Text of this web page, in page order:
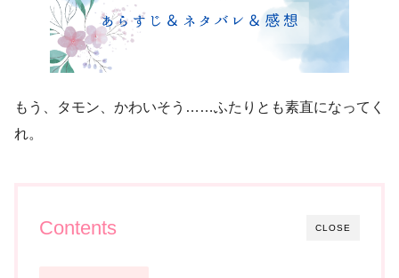
もう、タモン、かわいそう……ふたりとも素直になってく
れ。
CLOSE
Contents